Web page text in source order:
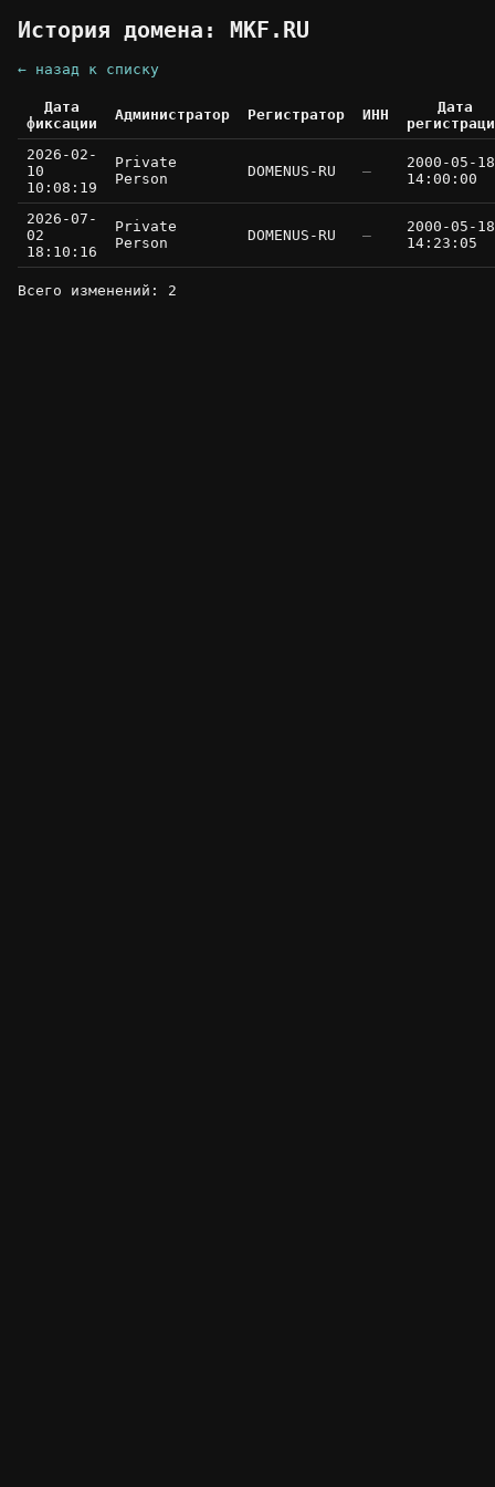
История домена: MKF.RU
← назад к списку
Дата
фиксации
Администратор Регистратор ИНН
Дата
2026-02-
10
10:08:19
Private
Person
DOMENUS-RU —
2000-05-18
14:00:00
2026-07-
02
18:10:16
Private
Person
DOMENUS-RU —
2000-05-18
14:23:05
Всего изменений: 2